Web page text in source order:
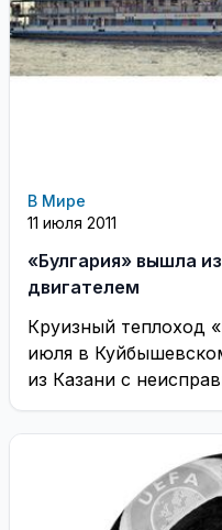
В Мире
11 июля 2011
«Булгария» вышла
двигателем
Круизный теплоход
июля в
из Казани с
говорится в